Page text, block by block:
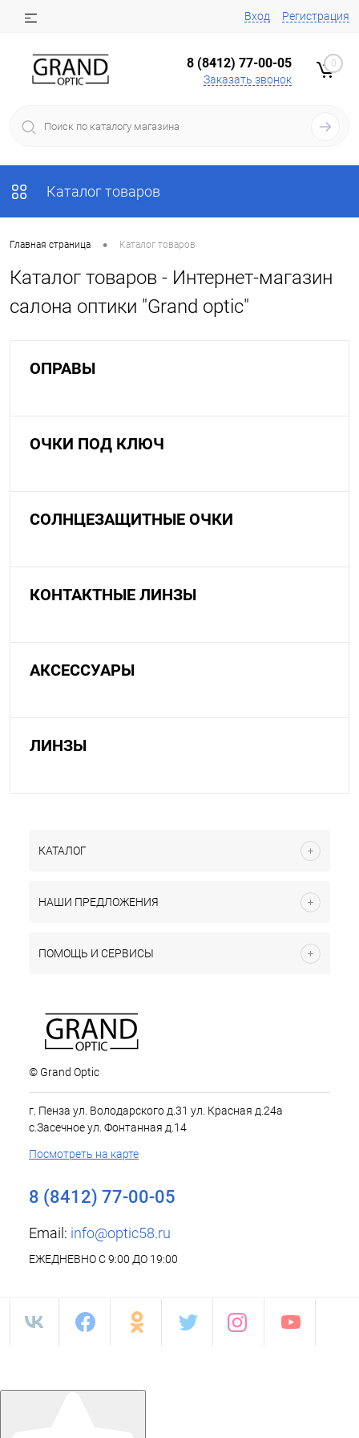
Вход Регистрация
8 (8412) 77-00-05
Заказать звонок
0
Каталог товаров
Главная страница • Каталог товаров
Каталог товаров - Интернет-магазин
салона оптики "Grand optic"
ОПРАВЫ
ОЧКИ ПОД КЛЮЧ
СОЛНЦЕЗАЩИТНЫЕ ОЧКИ
КОНТАКТНЫЕ ЛИНЗЫ
АКСЕССУАРЫ
ЛИНЗЫ
КАТАЛОГ
НАШИ ПРЕДЛОЖЕНИЯ
ПОМОЩЬ И СЕРВИСЫ
© Grand Optic
г. Пенза ул. Володарского д.31 ул. Красная д.24а
с.Засечное ул. Фонтанная д.14
Посмотреть на карте
8 (8412) 77-00-05
Email: info@optic58.ru
ЕЖЕДНЕВНО С 9:00 ДО 19:00